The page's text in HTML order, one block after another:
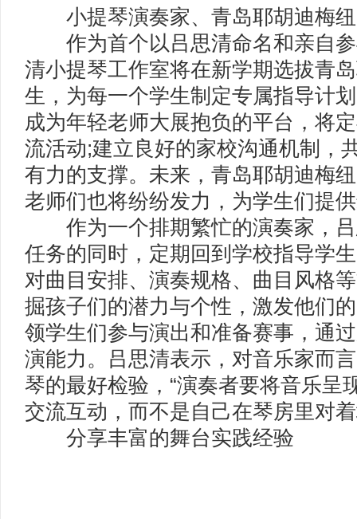
小提琴演奏家、青岛耶胡迪梅纽
作为首个以吕思清命名和亲自参
清小提琴工作室将在新学期选拔青
生，为每一个学生制定专属指导计
成为年轻老师大展抱负的平台，将
流活动;建立良好的家校沟通机制，
有力的支撑。未来，青岛耶胡迪梅
老师们也将纷纷发力，为学生们提
作为一个排期繁忙的演奏家，吕
任务的同时，定期回到学校指导学
对曲目安排、演奏规格、曲目风格
掘孩子们的潜力与个性，激发他们
领学生们参与演出和准备赛事，通
演能力。吕思清表示，对音乐家而
琴的最好检验，“演奏者要将音乐呈
交流互动，而不是自己在琴房里对
分享丰富的舞台实践经验